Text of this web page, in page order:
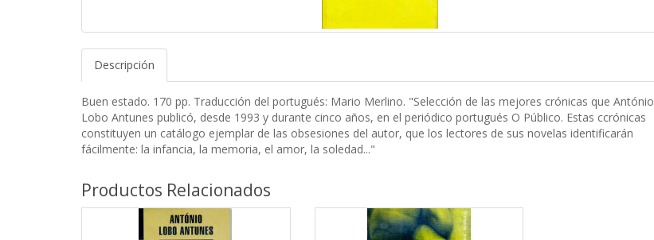
Descripción
Buen estado. 170 pp. Traducción del portugués: Mario Merlino. "Selección de las mejores crónicas que António
Lobo Antunes publicó, desde 1993 y durante cinco años, en el periódico portugués O Público. Estas ccrónicas
constituyen un catálogo ejemplar de las obsesiones del autor, que los lectores de sus novelas identificarán
fácilmente: la infancia, la memoria, el amor, la soledad..."
Productos Relacionados